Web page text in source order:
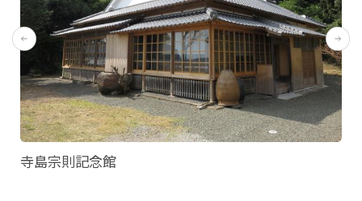
寺島宗則記念館